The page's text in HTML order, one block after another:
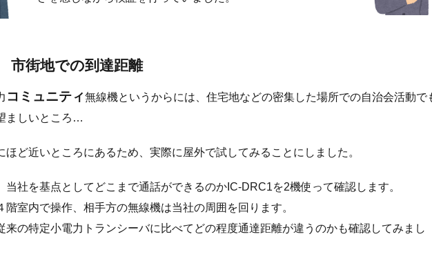
街地での到達距離
コミュニティ無線機というからには、住宅地などの密集した場所での自治会活動で
ましいところ…
ほど近いところにあるため、実際に屋外で試してみることにしました。
当社を基点としてどこまで通話ができるのかIC-DRC1を2機使って確認します。
階室内で操作、相手方の無線機は当社の周囲を回ります。
来の特定小電力トランシーバに比べてどの程度通達距離が違うのかも確認してみまし